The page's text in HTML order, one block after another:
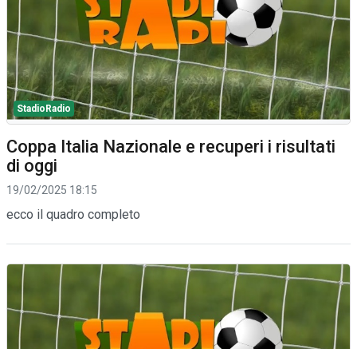
StadioRadio
Coppa Italia Nazionale e recuperi i risultati
di oggi
19/02/2025 18:15
ecco il quadro completo